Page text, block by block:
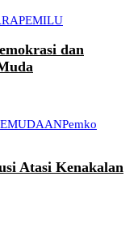
PEMILU
dan
Pemko
Atasi Kenakalan